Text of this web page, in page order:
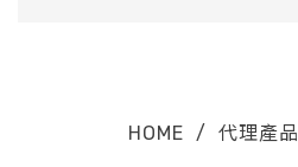
HOME / 代理產品